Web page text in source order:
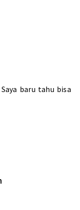
baru tahu bisa